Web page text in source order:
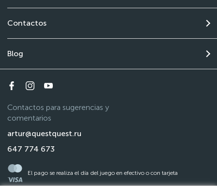
Contactos
Blog
Contactos para sugerencias y
comentarios
artur@questquest.ru
647 774 673
El pago se realiza el día del juego en efectivo o con tarjeta